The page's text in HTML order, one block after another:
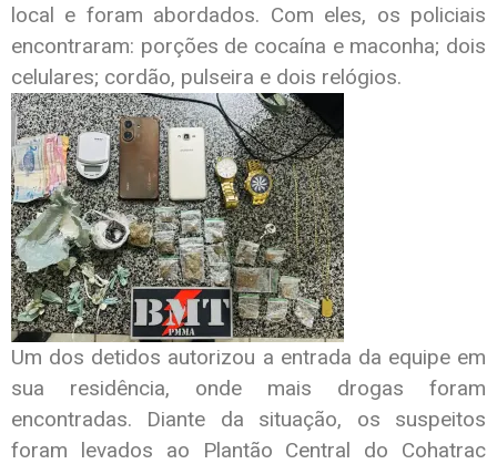
local e foram abordados. Com eles, os policiais
encontraram: porções de cocaína e maconha; dois
celulares; cordão, pulseira e dois relógios.
Um dos detidos autorizou a entrada da equipe em
sua residência, onde mais drogas foram
encontradas. Diante da situação, os suspeitos
foram levados ao Plantão Central do Cohatrac